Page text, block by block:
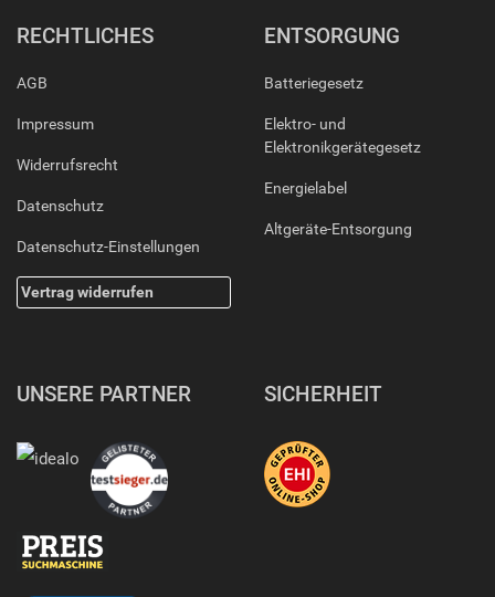
RECHTLICHES
AGB
Impressum
Widerrufsrecht
Datenschutz
Datenschutz-Einstellungen
Vertrag widerrufen
ENTSORGUNG
Batteriegesetz
Elektro- und
Elektronikgerätegesetz
Energielabel
Altgeräte-Entsorgung
UNSERE PARTNER SICHERHEIT